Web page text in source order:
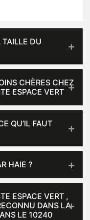
TAILLE DU
CHÈRES CHEZ
ESPACE VERT
QU’IL FAUT
HAIE ?
ESPACE VERT ,
DANS LA
LE 10240